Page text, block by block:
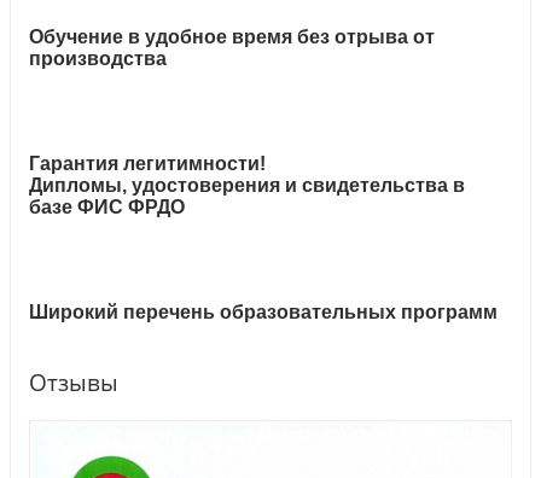
Обучение в удобное время без отрыва от
производства
Гарантия легитимности!
Дипломы, удостоверения и свидетельства в
базе ФИС ФРДО
Широкий перечень образовательных программ
Отзывы